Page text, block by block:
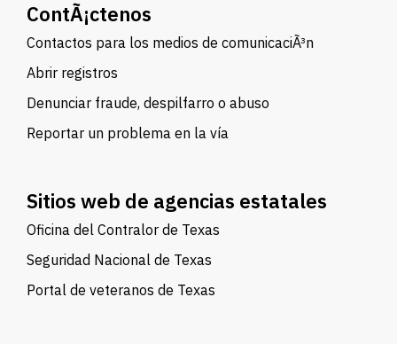
ContÃ¡ctenos
Contactos para los medios de comunicaciÃ³n
Abrir registros
Denunciar fraude, despilfarro o abuso
Reportar un problema en la vía
Sitios web de agencias estatales
Oficina del Contralor de Texas
Seguridad Nacional de Texas
Portal de veteranos de Texas